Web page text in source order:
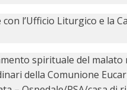
l’Ufficio Liturgico e la
spirituale del
della Comunione